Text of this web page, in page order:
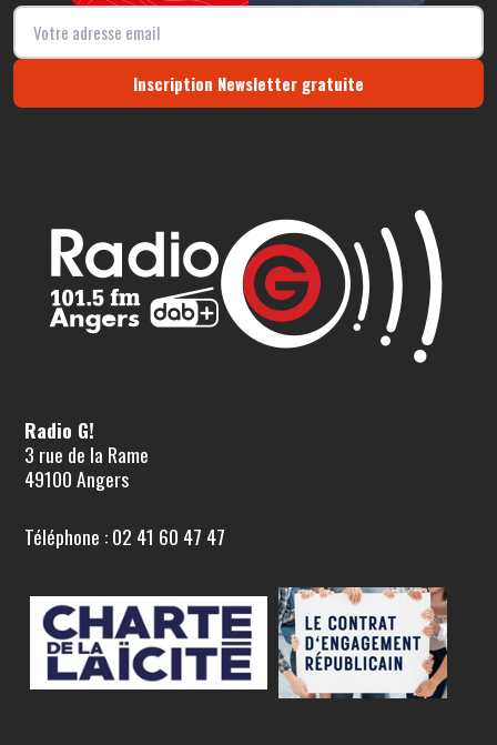
Inscription Newsletter gratuite
Radio G!
3 rue de la Rame
49100 Angers
Téléphone : 02 41 60 47 47